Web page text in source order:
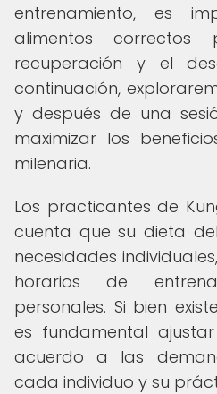
entrenamiento, es
alimentos
recuperación y el
continuación,
y después de una
maximizar los
milenaria.
Los practicantes de
cuenta que su dieta
necesidades
horarios de
personales. Si bien
es fundamental
acuerdo a las
cada individuo y su